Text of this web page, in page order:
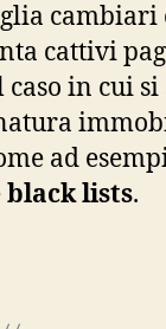
cambiari
cattivi
in cui si
ad
black lists.